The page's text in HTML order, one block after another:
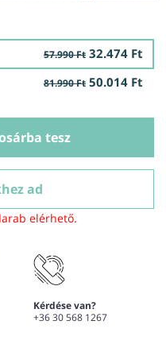
57.990 Ft 32.474 Ft
81.990 Ft 50.014 Ft
tesz
ad
elérhető.
Kérdése van?
+36 30 568 1267